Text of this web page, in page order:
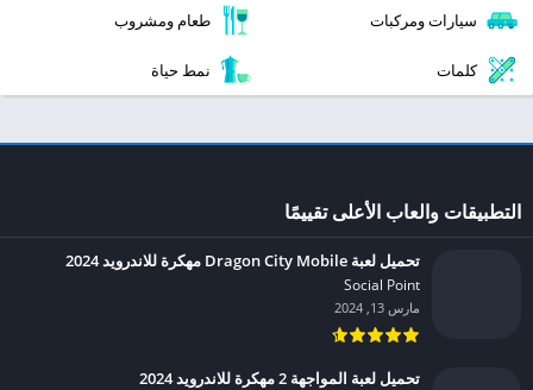
سيارات ومركبات طعام ومشروب
كلمات نمط حياة
التطبيقات والعاب الأعلى تقييمًا
تحميل لعبة Dragon City Mobile مهكرة للاندرويد 2024
Social Point‏
مارس 13, 2024
تحميل لعبة المواجهة 2 مهكرة للاندرويد 2024